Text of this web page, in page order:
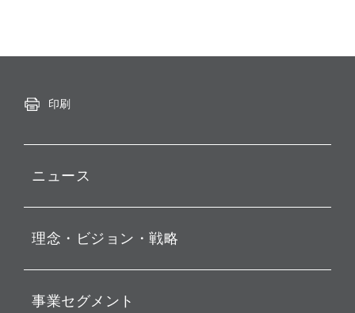
印刷
ニュース
お知らせ
動画配信
理念・ビジョン・戦略
経営理念
事業セグメント